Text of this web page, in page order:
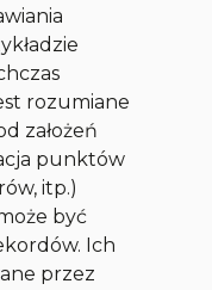
rozumiane
założeń
punktów
itp.)
być
Ich
przez